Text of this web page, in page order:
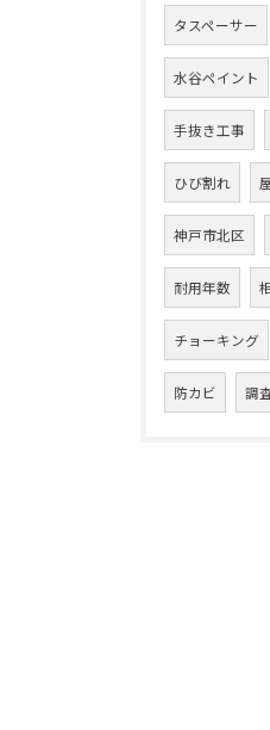
タスペーサー
水谷ペイント
手抜き工事
ひび割れ
神戸市北区
耐用年数
チョーキング
防カビ 調